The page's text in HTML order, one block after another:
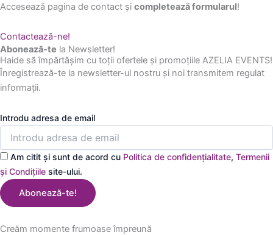
Accesează pagina de contact și completează formularul!
Contactează-ne!
Abonează-te la Newsletter!
Haide să împărtășim cu toții ofertele și promoțiile AZELIA EVENTS!
Înregistrează-te la newsletter-ul nostru și noi transmitem regulat
informații.
Introdu adresa de email
Am citit și sunt de acord cu Politica de confidențialitate, Termenii
și Condițiile site-ului.
Abonează-te!
Creăm momente frumoase împreună